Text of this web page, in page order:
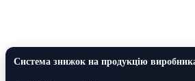
Система знижок на продукцію